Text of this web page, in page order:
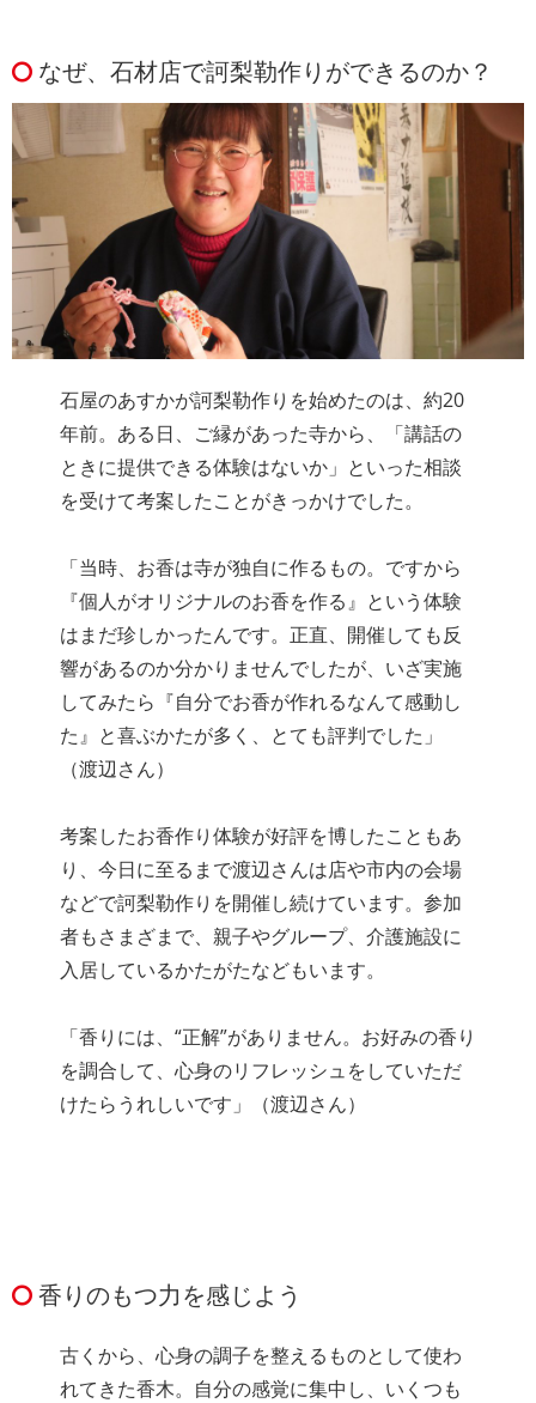
なぜ、石材店で訶梨勒作りができるのか？
石屋のあすかが訶梨勒作りを始めたのは、約20
年前。ある日、ご縁があった寺から、「講話の
ときに提供できる体験はないか」といった相談
を受けて考案したことがきっかけでした。
「当時、お香は寺が独自に作るもの。ですから
『個人がオリジナルのお香を作る』という体験
はまだ珍しかったんです。正直、開催しても反
響があるのか分かりませんでしたが、いざ実施
してみたら『自分でお香が作れるなんて感動し
た』と喜ぶかたが多く、とても評判でした」
（渡辺さん）
考案したお香作り体験が好評を博したこともあ
り、今日に至るまで渡辺さんは店や市内の会場
などで訶梨勒作りを開催し続けています。参加
者もさまざまで、親子やグループ、介護施設に
入居しているかたがたなどもいます。
「香りには、“正解”がありません。お好みの香り
を調合して、心身のリフレッシュをしていただ
けたらうれしいです」（渡辺さん）
香りのもつ力を感じよう
古くから、心身の調子を整えるものとして使わ
れてきた香木。自分の感覚に集中し、いくつも